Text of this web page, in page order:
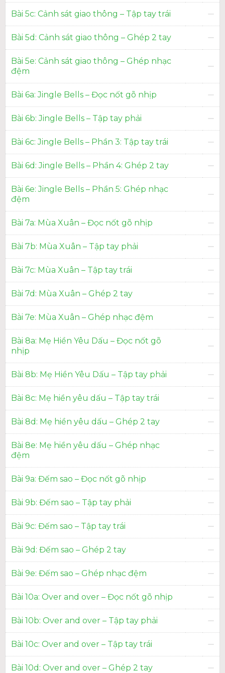
Bài 5c: Cảnh sát giao thông – Tập tay trái
Bài 5d: Cảnh sát giao thông – Ghép 2 tay
Bài 5e: Cảnh sát giao thông – Ghép nhạc
đệm
Bài 6a: Jingle Bells – Đọc nốt gõ nhịp
Bài 6b: Jingle Bells – Tập tay phải
Bài 6c: Jingle Bells – Phần 3: Tập tay trái
Bài 6d: Jingle Bells – Phần 4: Ghép 2 tay
Bài 6e: Jingle Bells – Phần 5: Ghép nhạc
đệm
Bài 7a: Mùa Xuân – Đọc nốt gõ nhịp
Bài 7b: Mùa Xuân – Tập tay phải
Bài 7c: Mùa Xuân – Tập tay trái
Bài 7d: Mùa Xuân – Ghép 2 tay
Bài 7e: Mùa Xuân – Ghép nhạc đệm
Bài 8a: Mẹ Hiền Yêu Dấu – Đọc nốt gõ
nhịp
Bài 8b: Mẹ Hiền Yêu Dấu – Tập tay phải
Bài 8c: Mẹ hiền yêu dấu – Tập tay trái
Bài 8d: Mẹ hiền yêu dấu – Ghép 2 tay
Bài 8e: Mẹ hiền yêu dấu – Ghép nhạc
đệm
Bài 9a: Đếm sao – Đọc nốt gõ nhịp
Bài 9b: Đếm sao – Tập tay phải
Bài 9c: Đếm sao – Tập tay trái
Bài 9d: Đếm sao – Ghép 2 tay
Bài 9e: Đếm sao – Ghép nhạc đệm
Bài 10a: Over and over – Đọc nốt gõ nhịp
Bài 10b: Over and over – Tập tay phải
Bài 10c: Over and over – Tập tay trái
Bài 10d: Over and over – Ghép 2 tay